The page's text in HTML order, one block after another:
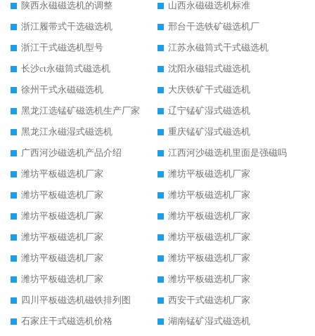
陕西永磁磁选机的调整
山西永磁磁选机标准
浙江履带式干选磁选机
邢台干选铁矿磁选机厂
浙江干式磁选机型号
江苏永磁筒式干式磁选机
长沙ct永磁筒式磁选机
沈阳永磁辊式磁选机
徐州干式永磁磁选机
大庆铁矿干式磁选机
黑龙江选锰矿磁选机生产厂家
辽宁锰矿湿式磁选机
黑龙江永磁湿式磁选机
重庆锰矿湿式磁选机
广西河沙磁选机产品介绍
江西河沙磁选机里面是强磁吗
潍坊平板磁选机厂家
潍坊平板磁选机厂家
潍坊平板磁选机厂家
潍坊平板磁选机厂家
潍坊平板磁选机厂家
潍坊平板磁选机厂家
潍坊平板磁选机厂家
潍坊平板磁选机厂家
潍坊平板磁选机厂家
潍坊平板磁选机厂家
潍坊平板磁选机厂家
潍坊平板磁选机厂家
四川平板磁选机磁铁排列图
西安干式磁选机厂家
石家庄干式磁选机价格
湖南锰矿湿式磁选机